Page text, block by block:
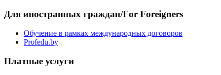
Для иностранных граждан/For Foreigners
Обучение в рамках международных договоров
Profedu.by
Платные услуги